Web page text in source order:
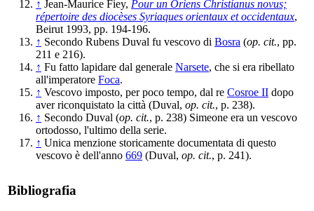
↑ Jean-Maurice Fiey, Pour un Oriens Christianus novus;
répertoire des diocèses Syriaques orientaux et occidentaux,
Beirut 1993, pp. 194-196.
↑ Secondo Rubens Duval fu vescovo di Bosra (op. cit., pp.
211 e 216).
↑ Fu fatto lapidare dal generale Narsete, che si era ribellato
all'imperatore Foca.
↑ Vescovo imposto, per poco tempo, dal re Cosroe II dopo
aver riconquistato la città (Duval, op. cit., p. 238).
↑ Secondo Duval (op. cit., p. 238) Simeone era un vescovo
ortodosso, l'ultimo della serie.
↑ Unica menzione storicamente documentata di questo
vescovo è dell'anno 669 (Duval, op. cit., p. 241).
Bibliografia